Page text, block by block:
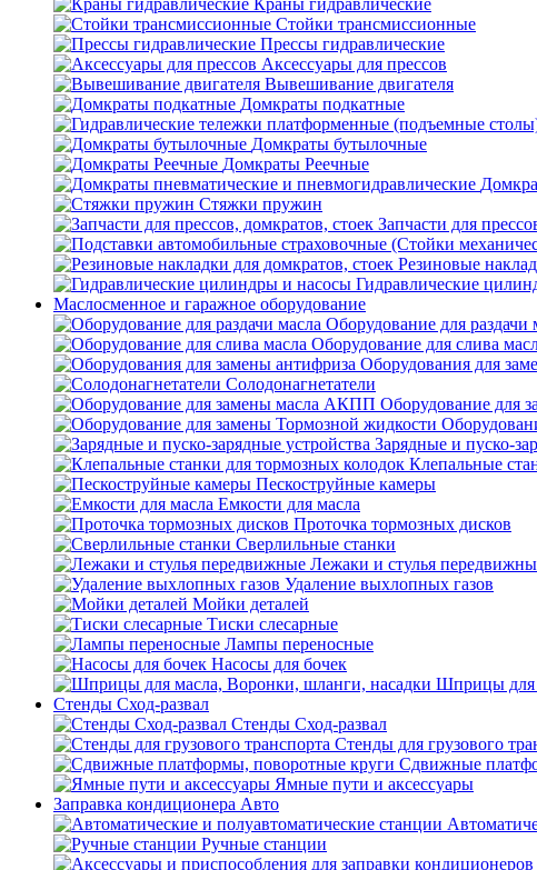
Краны гидравлические
Стойки трансмиссионные
Прессы гидравлические
Аксессуары для прессов
Вывешивание двигателя
Домкраты подкатные
Домкраты бутылочные
Домкраты Реечные
Стяжки пружин
Запчасти для
Резиновые
Гидравлические
Маслосменное и гаражное оборудование
Оборудование для раздачи
Оборудование для слива
Оборудования для
Солодонагнетатели
Оборудование для
Зарядные и пуско-
Клепальные
Пескоструйные камеры
Емкости для масла
Проточка тормозных дисков
Сверлильные станки
Лежаки и стулья
Удаление выхлопных газов
Мойки деталей
Тиски слесарные
Лампы переносные
Насосы для бочек
Шприцы для
Стенды Сход-развал
Стенды Сход-развал
Стенды для грузового
Сдвижные
Ямные пути и аксессуары
Заправка кондиционера Авто
Ручные станции